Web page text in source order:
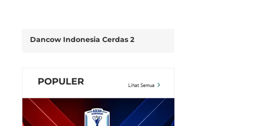
Dancow Indonesia Cerdas 2
POPULER Lihat Semua